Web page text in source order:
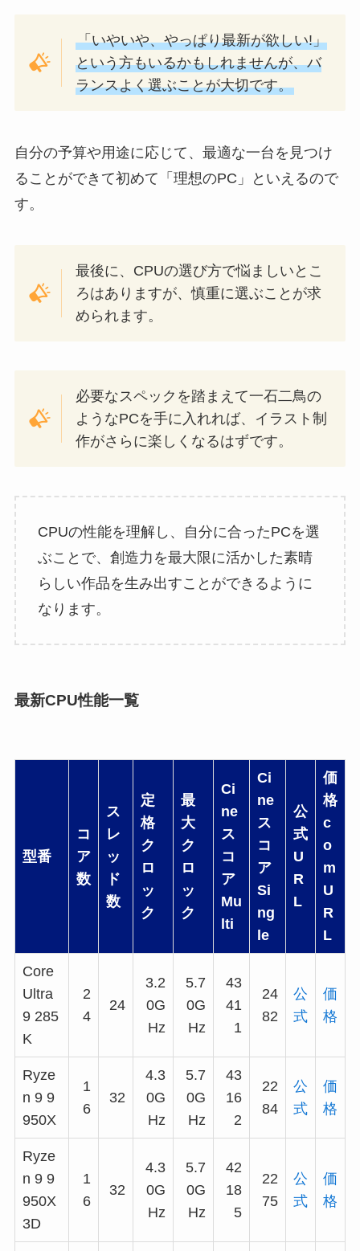
「いやいや、やっぱり最新が欲しい!」
という方もいるかもしれませんが、バ
ランスよく選ぶことが大切です。
自分の予算や用途に応じて、最適な一台を見つけ
ることができて初めて「理想のPC」といえるので
す。
最後に、CPUの選び方で悩ましいとこ
ろはありますが、慎重に選ぶことが求
められます。
必要なスペックを踏まえて一石二鳥の
ようなPCを手に入れれば、イラスト制
作がさらに楽しくなるはずです。
CPUの性能を理解し、自分に合ったPCを選
ぶことで、創造力を最大限に活かした素晴
らしい作品を生み出すことができるように
なります。
最新CPU性能一覧
型番
コ
ア
数
ス
レ
ッ
ド
数
定
格
ク
ロ
ッ
ク
最
大
ク
ロ
ッ
ク
Ci
ne
ス
コ
ア
Mu
lti
Ci
ne
ス
コ
ア
Si
ng
le
公
式
U
R
L
価
格
c
o
m
U
R
L
Core
Ultra
9 285
K
2
4
24
3.2
0G
Hz
5.7
0G
Hz
43
41
1
24
82
公
式
価
格
Ryze
n 9 9
950X
1
6
32
4.3
0G
Hz
5.7
0G
Hz
43
16
2
22
84
公
式
価
格
Ryze
n 9 9
950X
3D
1
6
32
4.3
0G
Hz
5.7
0G
Hz
42
18
5
22
75
公
式
価
格